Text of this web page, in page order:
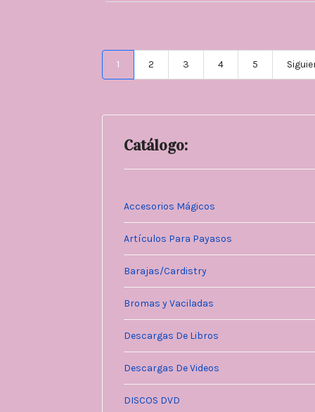
1 2 3 4 5
Catálogo:
Accesorios Mágicos
Artículos Para Payasos
Barajas/Cardistry
Bromas y Vaciladas
Descargas De Libros
Descargas De Videos
DISCOS DVD